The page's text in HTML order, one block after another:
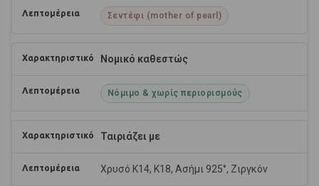
Σεντέφι (mother of pearl)
Νομικό καθεστώς
Νόμιμο & χωρίς περιορισμούς
Ταιριάζει με
Χρυσό Κ14, Κ18, Ασήμι 925°, Ζιργκόν